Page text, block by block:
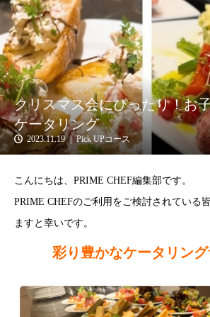
クリスマス会にぴったり！お
ケータリング
2023.11.19 Pick UPコース
こんにちは、PRIME CHEF編集部です。
PRIME CHEFのご利用をご検討されている
ますと幸いです。
彩り豊かなケータリン